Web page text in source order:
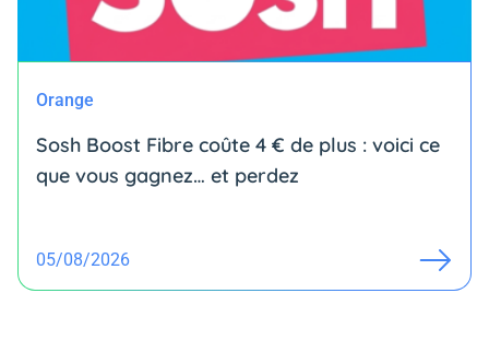
Orange
Sosh Boost Fibre coûte 4 € de plus : voici ce
que vous gagnez… et perdez
05/08/2026